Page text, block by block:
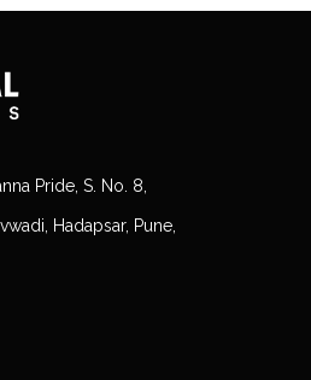
Pride, S. No. 8,
Hadapsar, Pune,